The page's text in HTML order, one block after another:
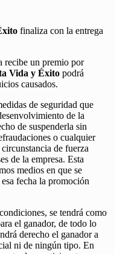
finaliza con la entrega
recibe un premio por
Vida y Éxito podrá
causados.
de seguridad que
de la
de suspenderla sin
o cualquier
de fuerza
de la empresa. Esta
medios en que se
fecha la promoción
se tendrá como
el ganador, de todo lo
derecho el ganador a
ni de ningún tipo. En